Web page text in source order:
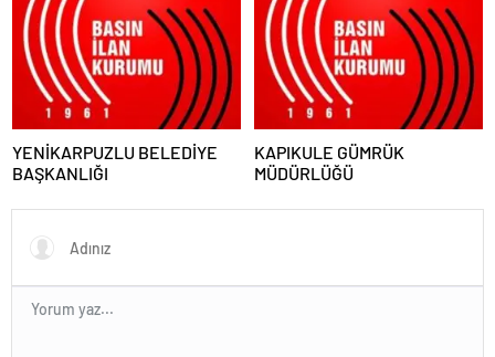
YENİKARPUZLU BELEDİYE
BAŞKANLIĞI
KAPIKULE GÜMRÜK
MÜDÜRLÜĞÜ